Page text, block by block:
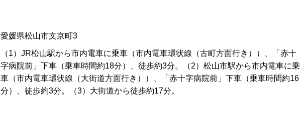
愛媛県松山市文京町3
（1）JR松山駅から市内電車に乗車（市内電車環状線（古町方面行き））、「赤十
字病院前」下車（乗車時間約18分）、徒歩約3分。（2）松山市駅から市内電車に乗
車（市内電車環状線（大街道方面行き））、「赤十字病院前」下車（乗車時間約16
分）、徒歩約3分。（3）大街道から徒歩約17分。